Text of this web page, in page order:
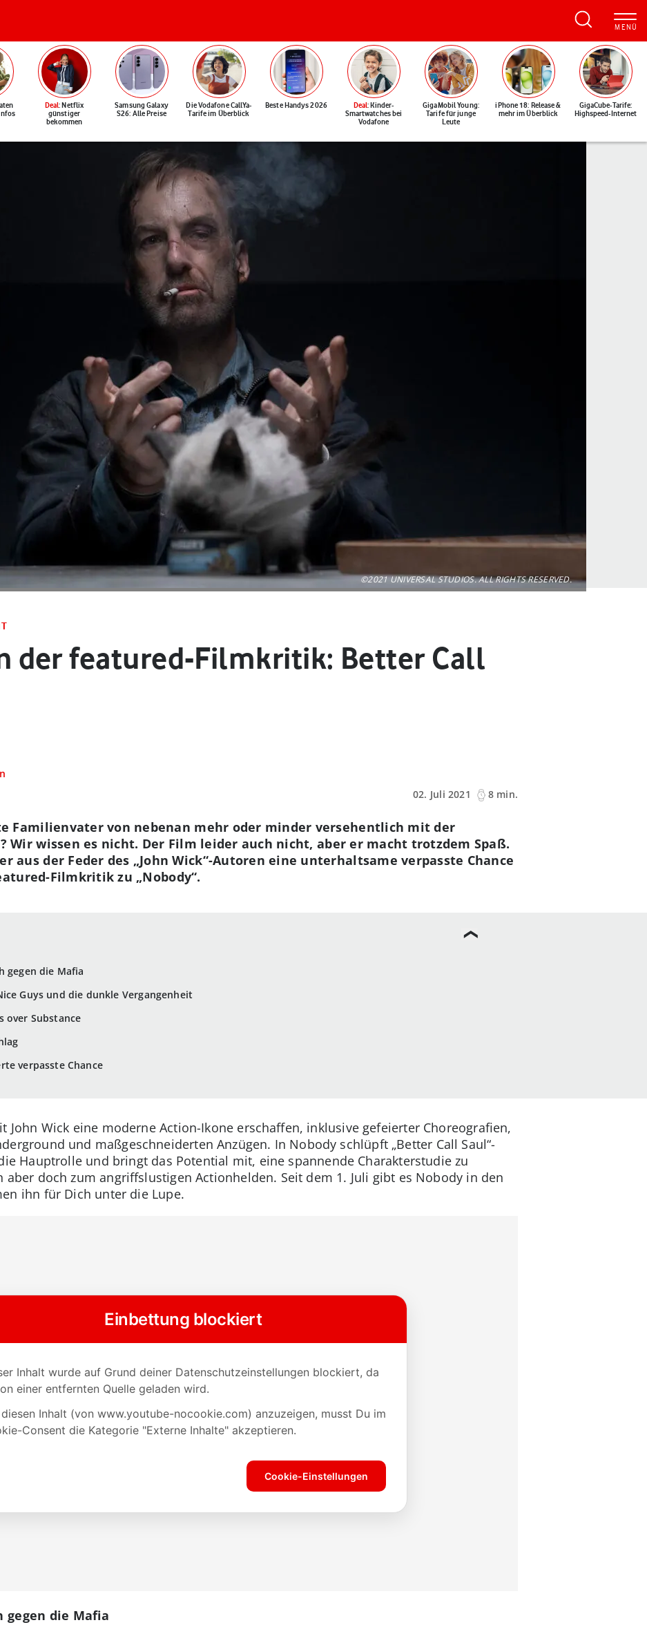
Deal: Netflix
günstiger
bekommen
Samsung Galaxy
S26: Alle Preise
Die Vodafone CallYa-
Tarife im Überblick
Beste Handys 2026 Deal: Kinder-
Smartwatches bei
Vodafone
GigaMobil Young:
Tarife für junge
Leute
iPhone 18: Release &
mehr im Überblick
GigaCube-Tarife:
Highspeed-Internet
©2021 UNIVERSAL STUDIOS. ALL RIGHTS RESERVED.
der featured-Filmkritik: Better Call
02. Juli 2021
8 min.
gegen die Mafia
Guys und die dunkle Vergangenheit
over Substance
verpasste Chance
Familienvater von nebenan mehr oder minder versehentlich mit der
Wir wissen es nicht. Der Film leider auch nicht, aber er macht trotzdem Spaß.
aus der Feder des „John Wick“-Autoren eine unterhaltsame verpasste Chance
Filmkritik zu „Nobody“.
John Wick eine moderne Action-Ikone erschaffen, inklusive gefeierter Choreografien,
und maßgeschneiderten Anzügen. In Nobody schlüpft „Better Call Saul“-
Hauptrolle und bringt das Potential mit, eine spannende Charakterstudie zu
doch zum angriffslustigen Actionhelden. Seit dem 1. Juli gibt es Nobody in den
ihn für Dich unter die Lupe.
gegen die Mafia